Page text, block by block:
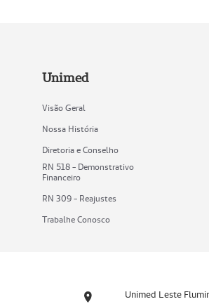
Unimed
Visão Geral
Nossa História
Diretoria e Conselho
RN 518 - Demonstrativo
Financeiro
RN 309 - Reajustes
Trabalhe Conosco
Unimed Leste